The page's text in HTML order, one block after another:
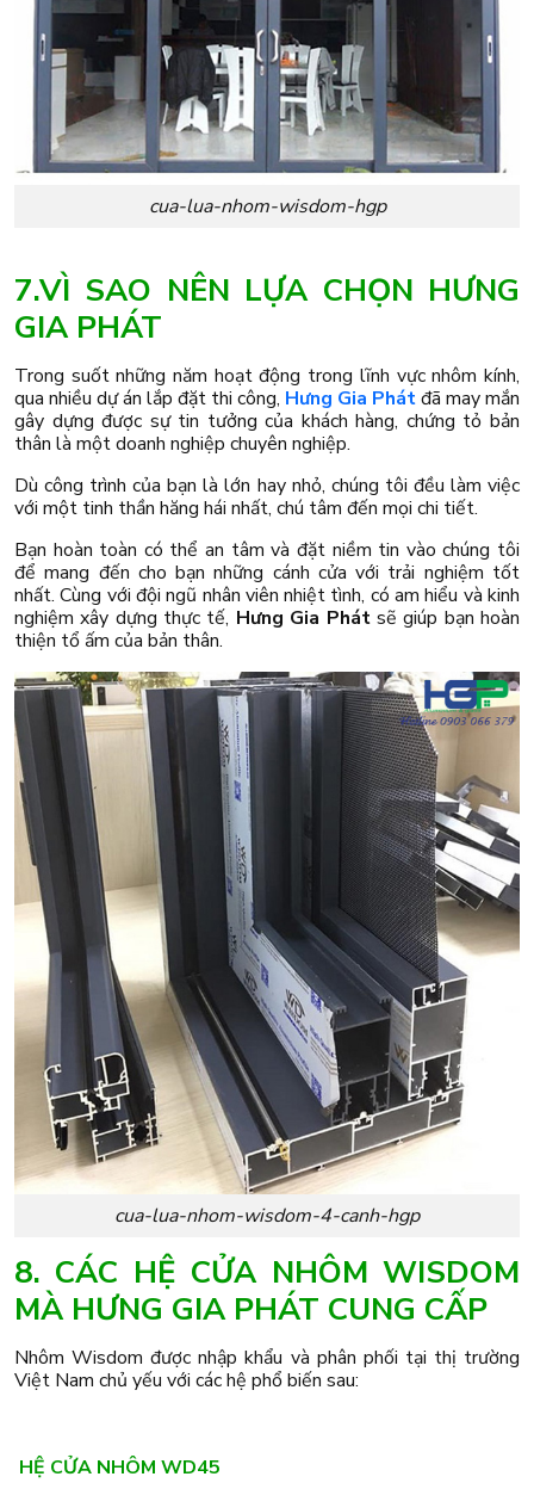
cua-lua-nhom-wisdom-hgp
7.VÌ SAO NÊN LỰA CHỌN HƯNG
GIA PHÁT
Trong suốt những năm hoạt động trong lĩnh vực nhôm kính,
qua nhiều dự án lắp đặt thi công, Hưng Gia Phátđã may mắn
gây dựng được sự tin tưởng của khách hàng, chứng tỏ bản
thân là một doanh nghiệp chuyên nghiệp.
Dù công trình của bạn là lớn hay nhỏ, chúng tôi đều làm việc
với một tinh thần hăng hái nhất, chú tâm đến mọi chi tiết.
Bạn hoàn toàn có thể an tâm và đặt niềm tin vào chúng tôi
để mang đến cho bạn những cánh cửa với trải nghiệm tốt
nhất. Cùng với đội ngũ nhân viên nhiệt tình, có am hiểu và kinh
nghiệm xây dựng thực tế, Hưng Gia Phátsẽ giúp bạn hoàn
thiện tổ ấm của bản thân.
cua-lua-nhom-wisdom-4-canh-hgp
8. CÁC HỆ CỬA NHÔM WISDOM
MÀ HƯNG GIA PHÁT CUNG CẤP
Nhôm Wisdom được nhập khẩu và phân phối tại thị trường
Việt Nam chủ yếu với các hệ phổ biến sau:
HỆ CỬA NHÔM WD45